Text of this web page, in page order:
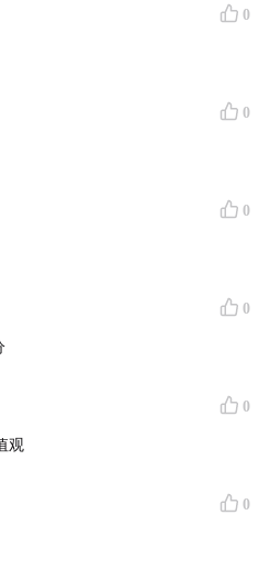
朝“盛产”大奸臣、大清官？
：嘉靖朝何以成为明朝的转
什么新的思考？
及拓展阅读——
广东人民出版社·万有引力，
宇 著，生活·读书·新知三联书
左顺门外，大呼太祖高皇帝、
次劝离无果后明世宗大怒，逮
：四品以上夺俸，五品以下受
，其中十七人被创死亡，另八
0
0
0
0
0
观
0